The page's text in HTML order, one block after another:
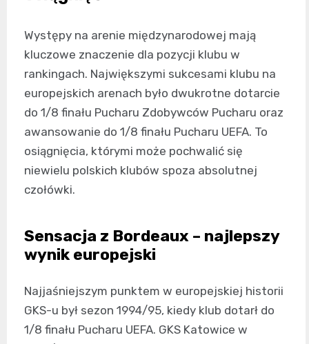
Występy na arenie międzynarodowej mają
kluczowe znaczenie dla pozycji klubu w
rankingach. Największymi sukcesami klubu na
europejskich arenach było dwukrotne dotarcie
do 1/8 finału Pucharu Zdobywców Pucharu oraz
awansowanie do 1/8 finału Pucharu UEFA. To
osiągnięcia, którymi może pochwalić się
niewielu polskich klubów spoza absolutnej
czołówki.
Sensacja z Bordeaux – najlepszy
wynik europejski
Najjaśniejszym punktem w europejskiej historii
GKS-u był sezon 1994/95, kiedy klub dotarł do
1/8 finału Pucharu UEFA. GKS Katowice w